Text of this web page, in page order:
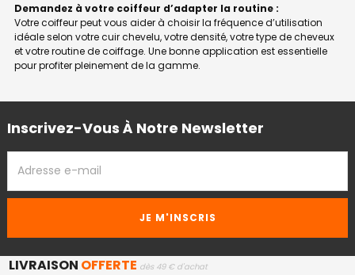
Demandez à votre coiffeur d’adapter la routine :
Votre coiffeur peut vous aider à choisir la fréquence d’utilisation
idéale selon votre cuir chevelu, votre densité, votre type de cheveux
et votre routine de coiffage. Une bonne application est essentielle
pour profiter pleinement de la gamme.
Inscrivez-Vous À Notre Newsletter
EMAIL
LIVRAISON OFFERTE dès 49 € d'achat